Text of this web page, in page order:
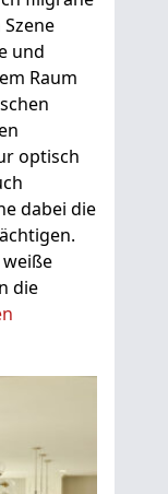
und
Raum
optisch
dabei die
die